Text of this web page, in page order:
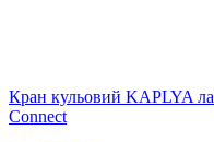
Кран кульовий KAPLYA
Connect